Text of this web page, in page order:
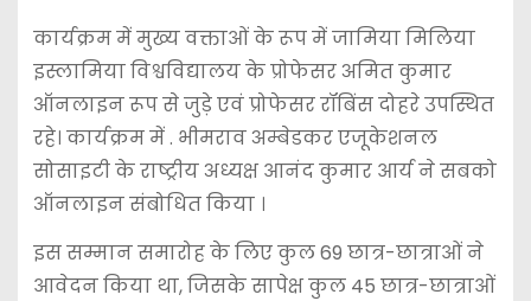
कार्यक्रम में मुख्य वक्ताओं के रूप में जामिया मिलिया
इस्लामिया विश्वविद्यालय के प्रोफेसर अमित कुमार
ऑनलाइन रूप से जुड़े एवं प्रोफेसर रॉबिंस दोहरे उपस्थित
रहे। कार्यक्रम में . भीमराव अम्बेडकर एजूकेशनल
सोसाइटी के राष्ट्रीय अध्यक्ष आनंद कुमार आर्य ने सबको
ऑनलाइन संबोधित किया ।
इस सम्मान समारोह के लिए कुल 69 छात्र-छात्राओं ने
आवेदन किया था, जिसके सापेक्ष कुल 45 छात्र-छात्राओं